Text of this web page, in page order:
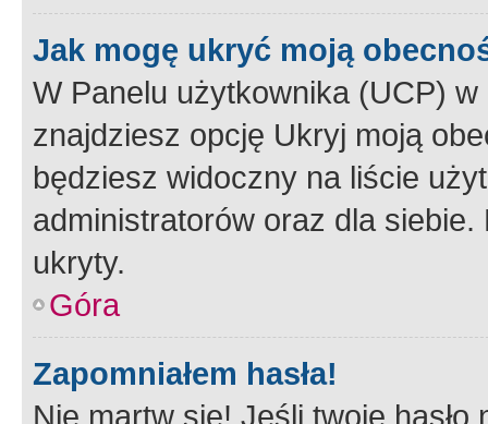
Jak mogę ukryć moją
W Panelu użytkownika (UCP) w
znajdziesz opcję Ukryj moją
będziesz widoczny na liście
administratorów oraz dla
ukryty.
Góra
Zapomniałem hasła!
Nie martw się! Jeśli twoje